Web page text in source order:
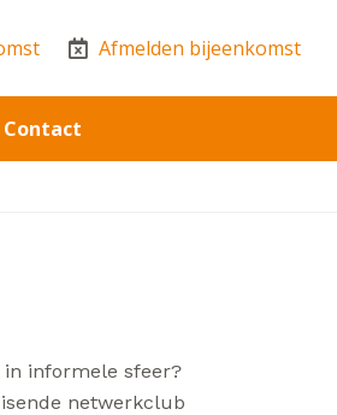
Afmelden bijeenkomst
Contact
informele sfeer?
netwerkclub